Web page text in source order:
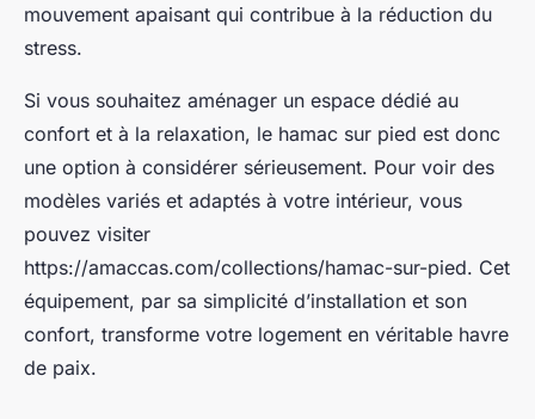
mouvement apaisant qui contribue à la réduction du
stress.
Si vous souhaitez aménager un espace dédié au
confort et à la relaxation, le hamac sur pied est donc
une option à considérer sérieusement. Pour voir des
modèles variés et adaptés à votre intérieur, vous
pouvez visiter
https://amaccas.com/collections/hamac-sur-pied. Cet
équipement, par sa simplicité d’installation et son
confort, transforme votre logement en véritable havre
de paix.